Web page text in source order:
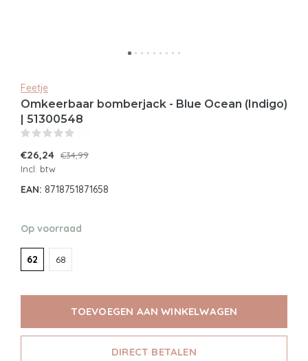
Feetje
Omkeerbaar bomberjack - Blue Ocean (Indigo)
| 51300548
€26,24 €34,99
Incl. btw
EAN: 8718751871658
Op voorraad
62 68
TOEVOEGEN AAN WINKELWAGEN
DIRECT BETALEN